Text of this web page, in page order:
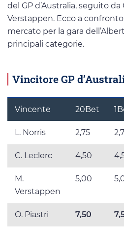
del GP d’Australia, seguito
Verstappen. Ecco a
mercato per la gara
principali categorie.
Vincitore GP
Vincente 20Bet
L. Norris 2,75
C. Leclerc 4,50
M.
Verstappen
5,00
O. Piastri 7,50